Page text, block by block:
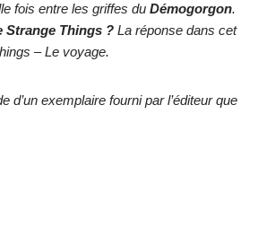
fois entre les griffes du Démogorgon.
Strange Things ? La réponse dans cet
– Le voyage.
d’un exemplaire fourni par l’éditeur que